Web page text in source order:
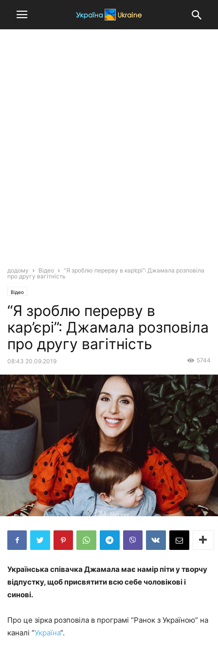
додому Відео
“Я зроблю перерву в кар’єрі”: Джамала розповіла
про другу вагітність
Відео
“Я зроблю перерву в
кар’єрі”: Джамала розповіла
про другу вагітність
08:43 20.09.2019 5744
Українська співачка Джамала має намір піти у творчу
відпустку, щоб присвятити всю себе чоловікові і
синові.
Про це зірка розповіла в програмі “Ранок з Україною” на
каналі “Україна“.